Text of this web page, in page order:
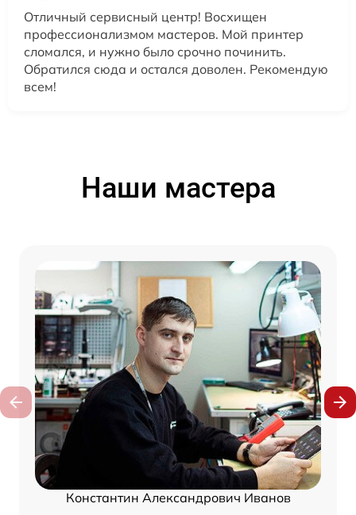
Отличный сервисный центр! Восхищен
профессионализмом мастеров. Мой принтер
сломался, и нужно было срочно починить.
Обратился сюда и остался доволен. Рекомендую
всем!
Наши мастера
Константин Александрович Иванов